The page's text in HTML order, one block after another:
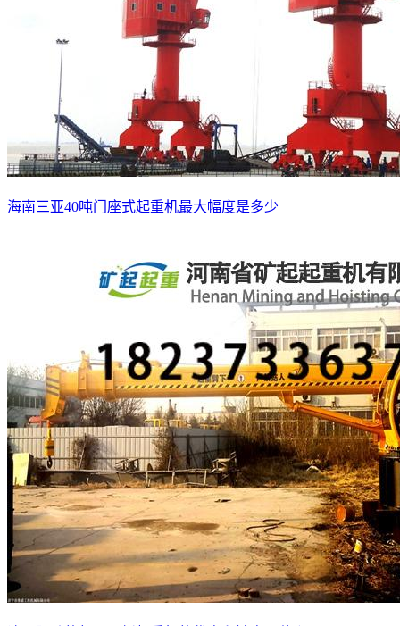
海南三亚40吨门座式起重机最大幅度是多少